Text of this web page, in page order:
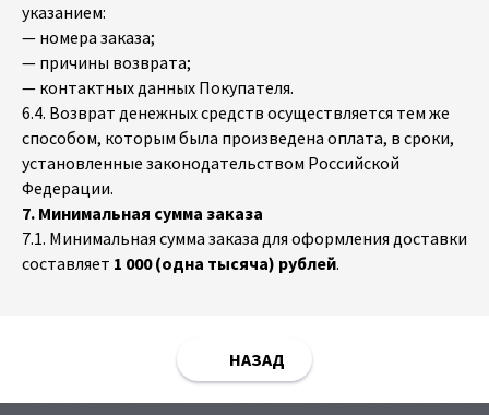
указанием:
— номера заказа;
— причины возврата;
— контактных данных Покупателя.
6.4. Возврат денежных средств осуществляется тем же
способом, которым была произведена оплата, в сроки,
установленные законодательством Российской
Федерации.
7. Минимальная сумма заказа
7.1. Минимальная сумма заказа для оформления доставки
составляет 1 000 (одна тысяча) рублей.
НАЗАД